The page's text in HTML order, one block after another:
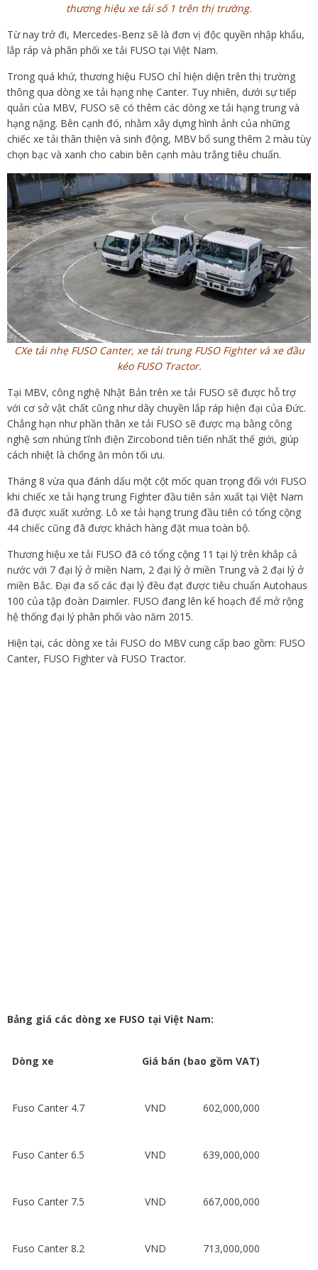
thương hiệu xe tải số 1 trên thị trường.
Từ nay trở đi, Mercedes-Benz sẽ là đơn vị độc quyền nhập khẩu,
lắp ráp và phân phối xe tải FUSO tại Việt Nam.
Trong quá khứ, thương hiệu FUSO chỉ hiện diện trên thị trường
thông qua dòng xe tải hạng nhẹ Canter. Tuy nhiên, dưới sự tiếp
quản của MBV, FUSO sẽ có thêm các dòng xe tải hạng trung và
hạng nặng. Bên cạnh đó, nhằm xây dựng hình ảnh của những
chiếc xe tải thân thiện và sinh động, MBV bổ sung thêm 2 màu tùy
chọn bạc và xanh cho cabin bên cạnh màu trắng tiêu chuẩn.
CXe tải nhẹ FUSO Canter, xe tải trung FUSO Fighter và xe đầu
kéo FUSO Tractor.
Tại MBV, công nghệ Nhật Bản trên xe tải FUSO sẽ được hỗ trợ
với cơ sở vật chất cũng như dây chuyền lắp ráp hiện đại của Đức.
Chẳng hạn như phần thân xe tải FUSO sẽ được mạ bằng công
nghệ sơn nhúng tĩnh điện Zircobond tiên tiến nhất thế giới, giúp
cách nhiệt là chống ăn mòn tối ưu.
Tháng 8 vừa qua đánh dấu một cột mốc quan trọng đối với FUSO
khi chiếc xe tải hạng trung Fighter đầu tiên sản xuất tại Việt Nam
đã được xuất xưởng. Lô xe tải hạng trung đầu tiên có tổng cộng
44 chiếc cũng đã được khách hàng đặt mua toàn bộ.
Thương hiệu xe tải FUSO đã có tổng cộng 11 tại lý trên khắp cả
nước với 7 đại lý ở miền Nam, 2 đại lý ở miền Trung và 2 đại lý ở
miền Bắc. Đại đa số các đại lý đều đạt được tiêu chuẩn Autohaus
100 của tập đoàn Daimler. FUSO đang lên kế hoạch để mở rộng
hệ thống đại lý phân phối vào năm 2015.
Hiện tại, các dòng xe tải FUSO do MBV cung cấp bao gồm: FUSO
Canter, FUSO Fighter và FUSO Tractor.
Bảng giá các dòng xe FUSO tại Việt Nam:
Dòng xe Giá bán (bao gồm VAT)
Fuso Canter 4.7 VND 602,000,000
Fuso Canter 6.5 VND 639,000,000
Fuso Canter 7.5 VND 667,000,000
Fuso Canter 8.2 VND 713,000,000